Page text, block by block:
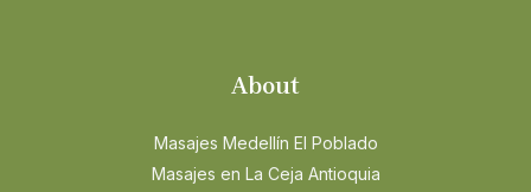
About
Masajes Medellín El Poblado
Masajes en La Ceja Antioquia